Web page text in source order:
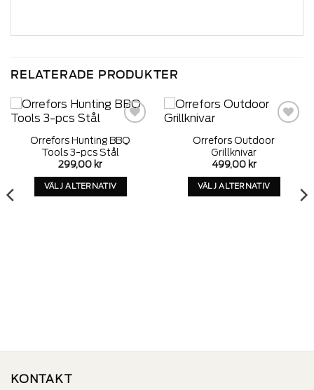
RELATERADE PRODUKTER
wishlist
Orrefors Hunting BBQ
Tools 3-pcs Stål
299,00 kr
VÄLJ ALTERNATIV
wishlist
Orrefors Outdoor
Grillknivar
499,00 kr
VÄLJ ALTERNATIV
KONTAKT